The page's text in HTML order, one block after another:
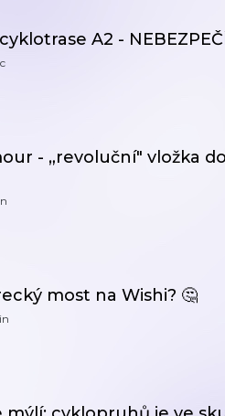
A2 -
- „revoluční" vložka
most na Wishi? 🤔